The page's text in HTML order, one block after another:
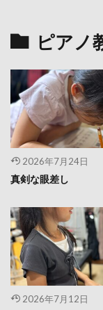
ピアノ
2026年7月24日
真剣な眼差し
2026年7月12日